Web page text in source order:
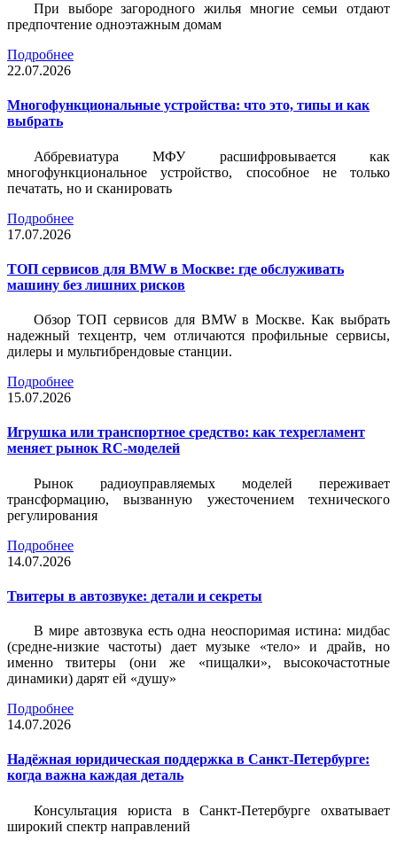
При выборе загородного жилья многие семьи отдают
предпочтение одноэтажным домам
Подробнее
22.07.2026
Многофункциональные устройства: что это, типы и как
выбрать
Аббревиатура МФУ расшифровывается как
многофункциональное устройство, способное не только
печатать, но и сканировать
Подробнее
17.07.2026
ТОП сервисов для BMW в Москве: где обслуживать
машину без лишних рисков
Обзор ТОП сервисов для BMW в Москве. Как выбрать
надежный техцентр, чем отличаются профильные сервисы,
дилеры и мультибрендовые станции.
Подробнее
15.07.2026
Игрушка или транспортное средство: как техрегламент
меняет рынок RC-моделей
Рынок радиоуправляемых моделей переживает
трансформацию, вызванную ужесточением технического
регулирования
Подробнее
14.07.2026
Твитеры в автозвуке: детали и секреты
В мире автозвука есть одна неоспоримая истина: мидбас
(средне-низкие частоты) дает музыке «тело» и драйв, но
именно твитеры (они же «пищалки», высокочастотные
динамики) дарят ей «душу»
Подробнее
14.07.2026
Надёжная юридическая поддержка в Санкт-Петербурге:
когда важна каждая деталь
Консультация юриста в Санкт-Петербурге охватывает
широкий спектр направлений